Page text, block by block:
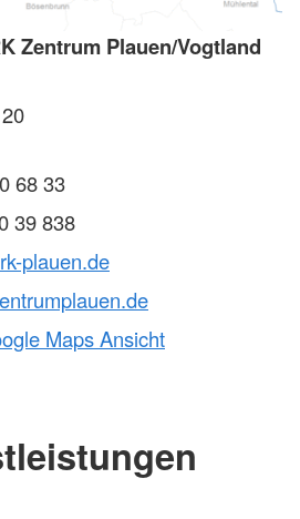
Zentrum Plauen/Vogtland
68 33
39 838
plauen.de
Maps Ansicht